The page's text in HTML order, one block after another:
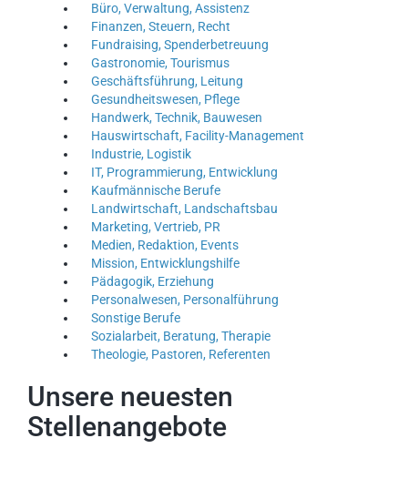
Büro, Verwaltung, Assistenz
Finanzen, Steuern, Recht
Fundraising, Spenderbetreuung
Gastronomie, Tourismus
Geschäftsführung, Leitung
Gesundheitswesen, Pflege
Handwerk, Technik, Bauwesen
Hauswirtschaft, Facility-Management
Industrie, Logistik
IT, Programmierung, Entwicklung
Kaufmännische Berufe
Landwirtschaft, Landschaftsbau
Marketing, Vertrieb, PR
Medien, Redaktion, Events
Mission, Entwicklungshilfe
Pädagogik, Erziehung
Personalwesen, Personalführung
Sonstige Berufe
Sozialarbeit, Beratung, Therapie
Theologie, Pastoren, Referenten
Unsere neuesten
Stellenangebote